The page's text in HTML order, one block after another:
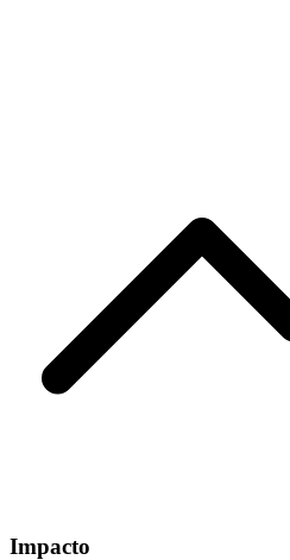
Impacto